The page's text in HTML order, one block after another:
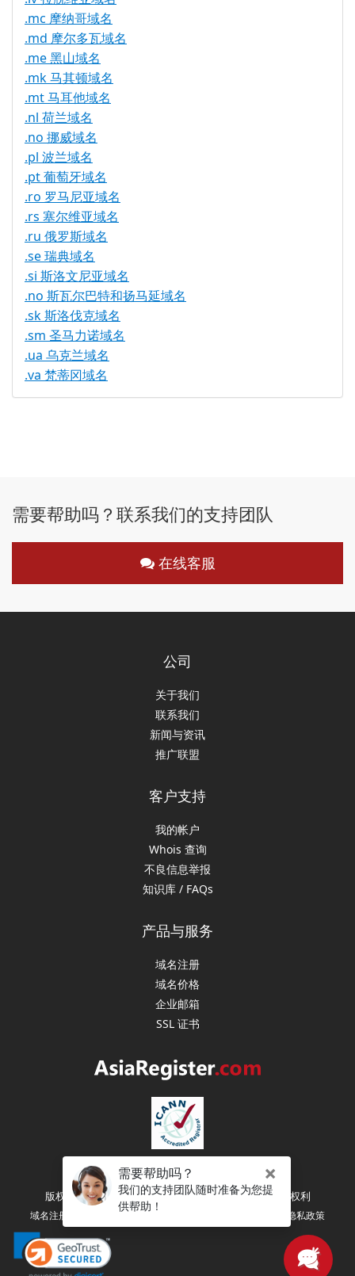
.mc 摩纳哥域名
.md 摩尔多瓦域名
.me 黑山域名
.mk 马其顿域名
.mt 马耳他域名
.nl 荷兰域名
.no 挪威域名
.pl 波兰域名
.pt 葡萄牙域名
.ro 罗马尼亚域名
.rs 塞尔维亚域名
.ru 俄罗斯域名
.se 瑞典域名
.si 斯洛文尼亚域名
.no 斯瓦尔巴特和扬马延域名
.sk 斯洛伐克域名
.sm 圣马力诺域名
.ua 乌克兰域名
.va 梵蒂冈域名
需要帮助吗？联系我们的支持团队
在线客服
公司
关于我们
联系我们
新闻与资讯
推广联盟
客户支持
我的帐户
Whois 查询
不良信息举报
知识库 / FAQs
产品与服务
域名注册
域名价格
企业邮箱
SSL 证书
版权所有 (C) 2003-2026 亚洲注册（新加坡） 保留所有权利
域名注册协议 注册人权利和义务 隐私政策